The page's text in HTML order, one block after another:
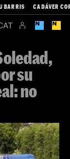
BARRIS CADÁVER
su
no